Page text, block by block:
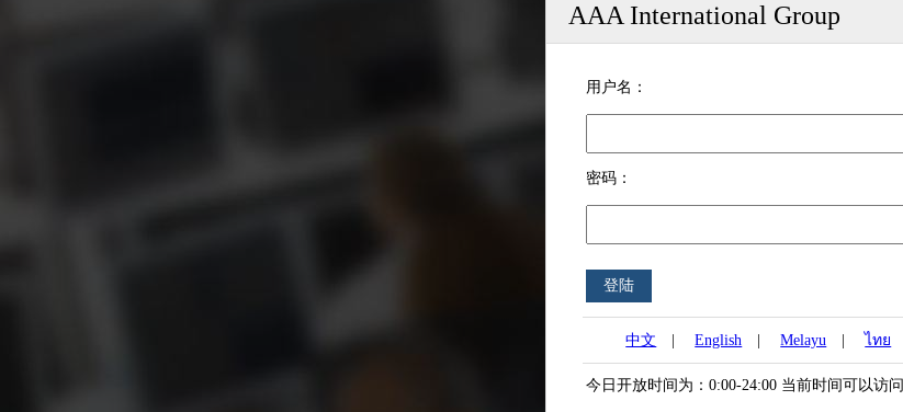
AAA International Group
用户名：
密码：
中文 |English |Melayu |ไทย
今日开放时间为：0:00-24:00 当前时间可以访问